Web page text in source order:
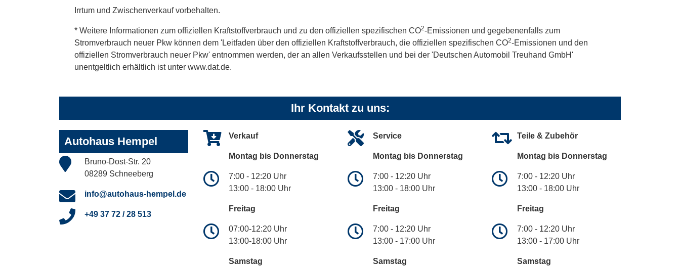
Irrtum und Zwischenverkauf vorbehalten.
* Weitere Informationen zum offiziellen Kraftstoffverbrauch und zu den offiziellen spezifischen CO2-Emissionen und gegebenenfalls zum
Stromverbrauch neuer Pkw können dem 'Leitfaden über den offiziellen Kraftstoffverbrauch, die offiziellen spezifischen CO2-Emissionen und den
offiziellen Stromverbrauch neuer Pkw' entnommen werden, der an allen Verkaufsstellen und bei der 'Deutschen Automobil Treuhand GmbH'
unentgeltlich erhältlich ist unter www.dat.de.
Ihr Kontakt zu uns:
Autohaus Hempel
Bruno-Dost-Str. 20
08289 Schneeberg
info@autohaus-hempel.de
+49 37 72 / 28 513
Verkauf
Montag bis Donnerstag
7:00 - 12:20 Uhr
13:00 - 18:00 Uhr
Freitag
07:00-12:20 Uhr
13:00-18:00 Uhr
Samstag
Service
Montag bis Donnerstag
7:00 - 12:20 Uhr
13:00 - 18:00 Uhr
Freitag
7:00 - 12:20 Uhr
13:00 - 17:00 Uhr
Samstag
Teile & Zubehör
Montag bis Donnerstag
7:00 - 12:20 Uhr
13:00 - 18:00 Uhr
Freitag
7:00 - 12:20 Uhr
13:00 - 17:00 Uhr
Samstag